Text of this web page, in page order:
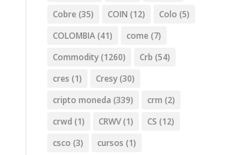
Cobre (35) COIN (12) Colo (5)
COLOMBIA(41) come (7)
Commodity(1260) Crb (54)
cres (1) Cresy(30)
cripto moneda (339) crm (2)
crwd (1) CRWV(1) CS (12)
csco (3) cursos (1)